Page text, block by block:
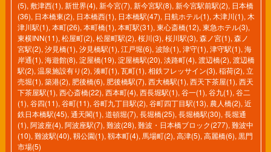
(5), 敷津西(1), 新世界(4), 新今宮(7), 新今宮駅(8), 新今宮駅前駅(2), 日本橋
(36), 日本橋東(2), 日本橋西(1), 日本橋駅(47), 日航ホテル(1), 木津川(1), 木
津川駅(1), 本町(26), 本町橋(1), 本町駅(31), 東心斎橋(12), 東急ホテル(3),
東横INN(11), 松屋町(2), 松屋町駅(2), 桜川(3), 桜川駅(3), 森ノ宮(1), 森ノ
宮駅(2), 汐見橋(1), 汐見橋駅(1), 江戸堀(6), 波除(1), 津守(1), 津守駅(1), 海
岸通(1), 海遊館(8), 淀屋橋(19), 淀屋橋駅(20), 淡路町(4), 渡辺橋(2), 渡辺橋
駅(2), 温泉施設有り(2), 湊町(1), 瓦町(1), 相鉄フレッサイン(3), 稲荷(2), 立
売堀(1), 築港(2), 肥後橋(6), 肥後橋駅(7), 西大橋駅(1), 西天下茶屋(1), 西天
下茶屋駅(1), 西心斎橋(22), 西本町(4), 西長堀駅(1), 谷一(1), 谷九(1), 谷二
(1), 谷四(11), 谷町(11), 谷町九丁目駅(2), 谷町四丁目駅(13), 農人橋(2), 近
鉄日本橋駅(45), 通天閣(1), 道頓堀(7), 長堀橋(25), 長堀橋駅(30), 長堀通
(1), 阿波座(4), 阿波座駅(7), 難波(28), 難波・日本橋ブロック(277), 難波中
(10), 難波駅(40), 靱公園(1), 靱本町(4), 馬場町(2), 高津(5), 高麗橋(6), 黒門
市場(5)